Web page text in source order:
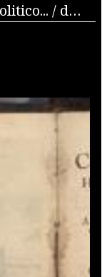
Il ceremoniale historico e politico... / di Gregorio Leti; parte prima [-sesta]..